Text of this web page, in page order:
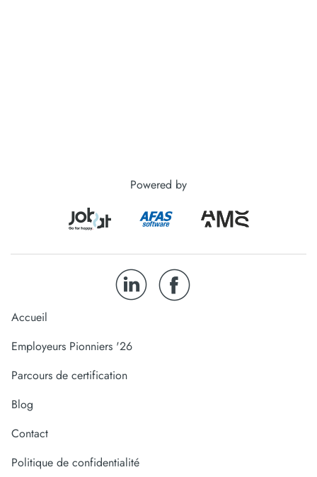
Powered by
Accueil
Employeurs Pionniers '26
Parcours de certification
Blog
Contact
Politique de confidentialité